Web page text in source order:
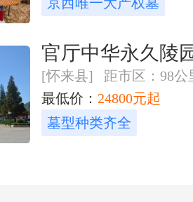
官厅中华永久陵
[怀来县] 距市区：98公
最低价： 24800元起
墓型种类齐全